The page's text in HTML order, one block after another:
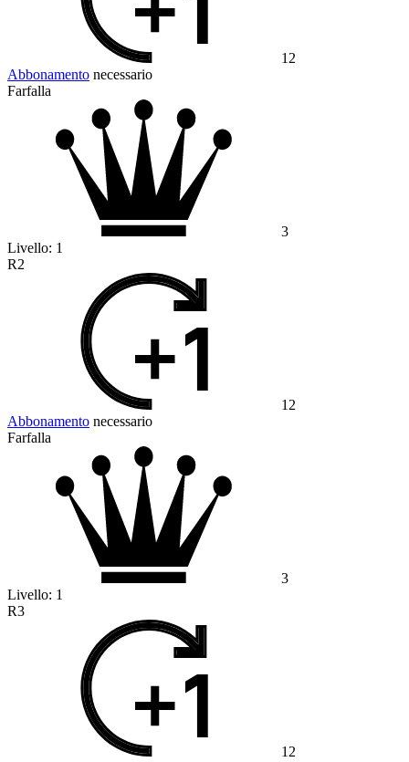
12
Abbonamento necessario
Farfalla
3
Livello: 1
R2
12
Abbonamento necessario
Farfalla
3
Livello: 1
R3
12